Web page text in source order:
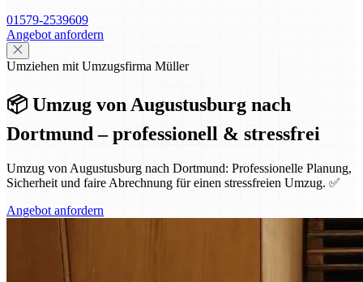
01579-2539609
Angebot anfordern
Umziehen mit Umzugsfirma Müller
📦 Umzug von Augustusburg nach
Dortmund – professionell & stressfrei
Umzug von Augustusburg nach Dortmund: Professionelle Planung,
Sicherheit und faire Abrechnung für einen stressfreien Umzug. ✅
Angebot anfordern